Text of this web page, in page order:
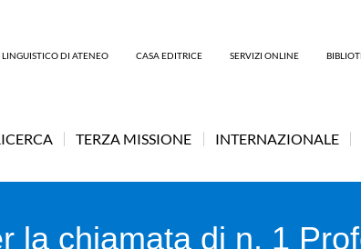
DI ATENEO CASA EDITRICE SERVIZI ONLINE
TERZA MISSIONE INTERNAZIONALE
la chiamata di n. 1